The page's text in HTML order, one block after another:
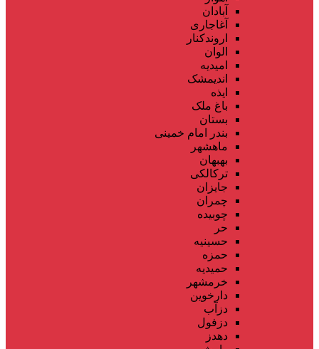
آبادان
آغاجاری
اروندکنار
الوان
امیدیه
اندیمشک
ایذه
باغ ملک
بستان
بندر امام خمینی
ماهشهر
بهبهان
ترکالکی
جایزان
چمران
چوبیده
حر
حسینیه
حمزه
حمیدیه
خرمشهر
دارخوین
دزآب
دزفول
دهدز